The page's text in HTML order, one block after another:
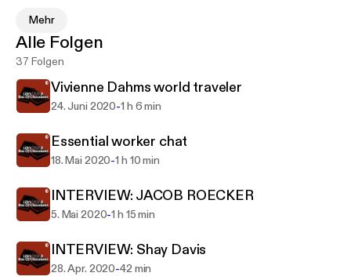
Listen. Laugh. Enjoy.
Follow us on Instagram: @BoxChocPod
Ronnie @Ronnie_Media
Rob @VoiceOfGawds
Mehr
Alle Folgen
37 Folgen
Vivienne Dahms world traveler
24. Juni 2020-1 h 6 min
Essential worker chat
18. Mai 2020-1 h 10 min
INTERVIEW: JACOB ROECKER
5. Mai 2020-1 h 15 min
INTERVIEW: Shay Davis
28. Apr. 2020-42 min